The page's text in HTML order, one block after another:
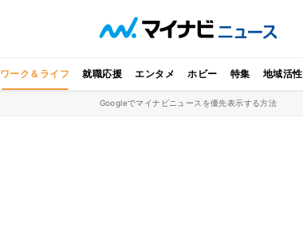
ワーク＆ライフ 就職応援 エンタメ ホビー 特集 地域活性
Googleでマイナビニュースを優先表示する方法